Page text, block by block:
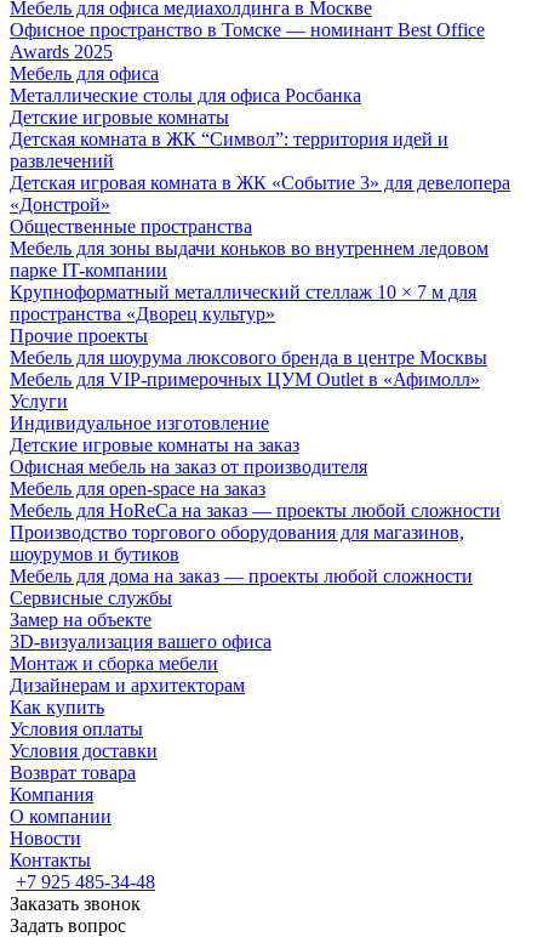
Мебель для офиса медиахолдинга в Москве
Офисное пространство в Томске — номинант Best Office
Awards 2025
Мебель для офиса
Металлические столы для офиса Росбанка
Детские игровые комнаты
Детская комната в ЖК “Символ”: территория идей и
развлечений
Детская игровая комната в ЖК «Событие 3» для девелопера
«Донстрой»
Общественные пространства
Мебель для зоны выдачи коньков во внутреннем ледовом
парке IT-компании
Крупноформатный металлический стеллаж 10 × 7 м для
пространства «Дворец культур»
Прочие проекты
Мебель для шоурума люксового бренда в центре Москвы
Мебель для VIP-примерочных ЦУМ Outlet в «Афимолл»
Услуги
Индивидуальное изготовление
Детские игровые комнаты на заказ
Офисная мебель на заказ от производителя
Мебель для open-space на заказ
Мебель для HoReCa на заказ — проекты любой сложности
Производство торгового оборудования для магазинов,
шоурумов и бутиков
Мебель для дома на заказ — проекты любой сложности
Сервисные службы
Замер на объекте
3D-визуализация вашего офиса
Монтаж и сборка мебели
Дизайнерам и архитекторам
Как купить
Условия оплаты
Условия доставки
Возврат товара
Компания
О компании
Новости
Контакты
+7 925 485-34-48
Заказать звонок
Задать вопрос